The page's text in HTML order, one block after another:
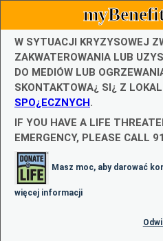
W SYTUACJI KRYZYSOWEJ
ZAKWATEROWANIA LUB
DO MEDIÓW LUB
SKONTAKTOWA¿ SI¿ Z
SPO¿ECZNYCH.
IF YOU HAVE A LIFE
EMERGENCY, PLEASE CALL
Masz moc, aby darować
więcej informacji